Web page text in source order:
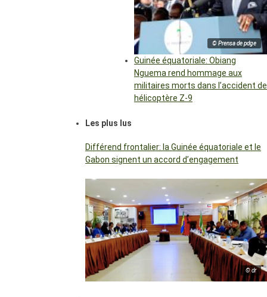
© Prensa de pdge
Guinée équatoriale: Obiang
Nguema rend hommage aux
militaires morts dans l’accident de
hélicoptère Z-9
Les plus lus
Différend frontalier: la Guinée équatoriale et le
Gabon signent un accord d’engagement
© dr